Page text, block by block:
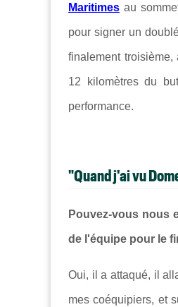
Maritimes au
pour signer un
finalement
12 kilomètres du
performance.
"Quand j'ai vu
Pouvez-vous nous
de l'équipe pour le
Oui, il a attaqué, il
mes coéquipiers, et